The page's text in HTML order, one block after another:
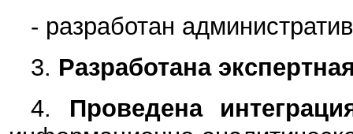
- разработан
3. Разработана
4. Проведена